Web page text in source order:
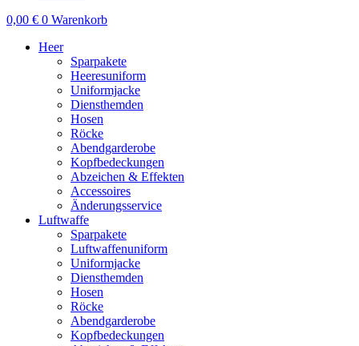
0,00 € 0 Warenkorb
Heer
Sparpakete
Heeresuniform
Uniformjacke
Diensthemden
Hosen
Röcke
Abendgarderobe
Kopfbedeckungen
Abzeichen & Effekten
Accessoires
Änderungsservice
Luftwaffe
Sparpakete
Luftwaffenuniform
Uniformjacke
Diensthemden
Hosen
Röcke
Abendgarderobe
Kopfbedeckungen